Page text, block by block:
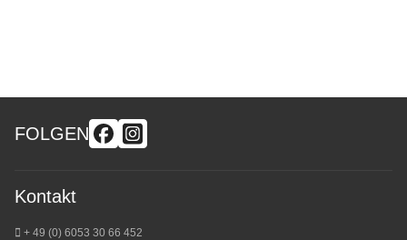
FOLGEN
Kontakt
+ 49 (0) 6053 30 66 452